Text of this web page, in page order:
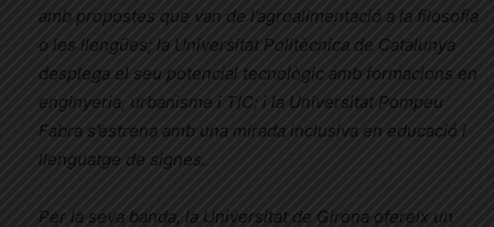
amb propostes que van de l’agroalimentació a la filosofia
o les llengües; la Universitat Politècnica de Catalunya
desplega el seu potencial tecnològic amb formacions en
enginyeria, urbanisme i TIC; i la Universitat Pompeu
Fabra s’estrena amb una mirada inclusiva en educació i
llenguatge de signes.
Per la seva banda, la Universitat de Girona ofereix un